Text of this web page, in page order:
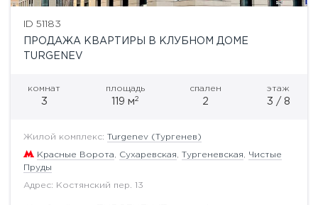
ID 51183
ПРОДАЖА КВАРТИРЫ В КЛУБНОМ ДОМЕ
TURGENEV
комнат
3
площадь
119 м2
спален
2
этаж
3 / 8
Жилой комплекс: Turgenev (Тургенев)
Красные Ворота Сухаревская Тургеневская
Чистые
Пруды
Адрес: Костянский пер. 13